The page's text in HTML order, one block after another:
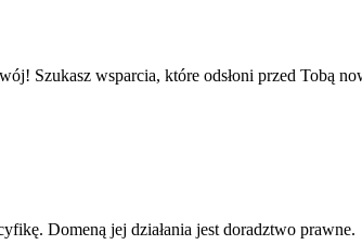
Szukasz wsparcia, które odsłoni przed Tobą
Domeną jej działania jest doradztwo prawne.